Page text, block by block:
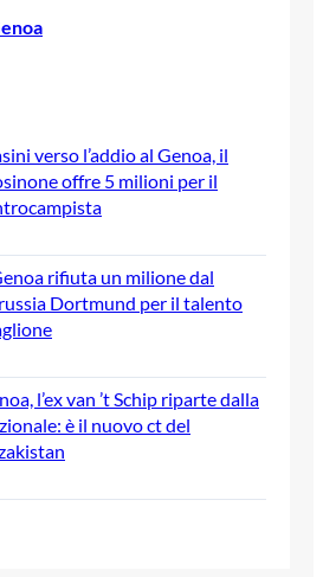
verso l’addio al Genoa, il
offre 5 milioni per il
rifiuta un milione dal
Dortmund per il talento
l’ex van ’t Schip riparte dalla
è il nuovo ct del